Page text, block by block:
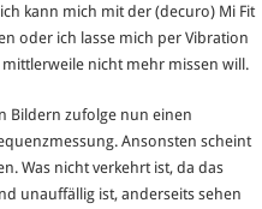
kann mich mit der (decuro) Mi Fit
oder ich lasse mich per Vibration
mittlerweile nicht mehr missen will.
Bildern zufolge nun einen
Ansonsten scheint
Was nicht verkehrt ist, da das
unauffällig ist, anderseits sehen